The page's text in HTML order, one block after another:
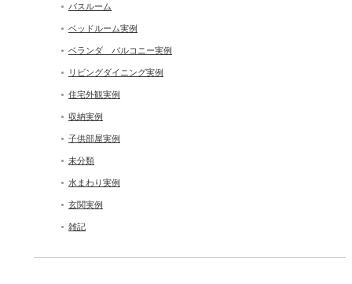
バスルーム
ベッドルーム実例
ベランダ バルコニー実例
リビングダイニング実例
住宅外観実例
収納実例
子供部屋実例
未分類
水まわり実例
玄関実例
雑記